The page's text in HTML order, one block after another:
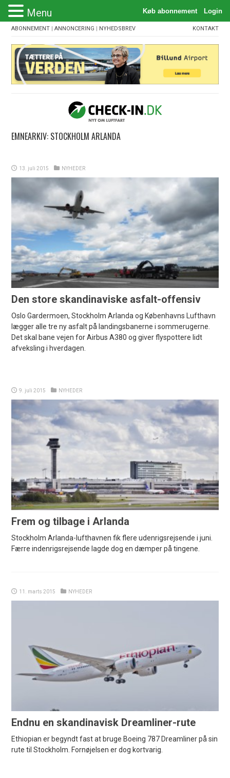
ABONNEMENT |ANNONCERING | NYHEDSBREV KONTAKT
EMNEARKIV: STOCKHOLM ARLANDA
13. juli 2015 NYHEDER
Den store skandinaviske asfalt-offensiv
Oslo Gardermoen, Stockholm Arlanda og Københavns Lufthavn
lægger alle tre ny asfalt på landingsbanerne i sommerugerne.
Det skal bane vejen for Airbus A380 og giver flyspottere lidt
afveksling i hverdagen.
9. juli 2015 NYHEDER
Frem og tilbage i Arlanda
Stockholm Arlanda-lufthavnen fik flere udenrigsrejsende i juni.
Færre indenrigsrejsende lagde dog en dæmper på tingene.
11. marts 2015 NYHEDER
Endnu en skandinavisk Dreamliner-rute
Ethiopian er begyndt fast at bruge Boeing 787 Dreamliner på sin
rute til Stockholm. Fornøjelsen er dog kortvarig.
Menu